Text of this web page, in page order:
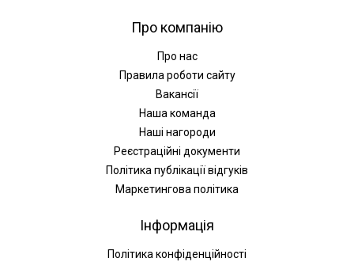
Про компанію
Про нас
Правила роботи сайту
Вакансії
Наша команда
Наші нагороди
Реєстраційні документи
Політика публікації відгуків
Маркетингова політика
Інформація
Політика конфіденційності